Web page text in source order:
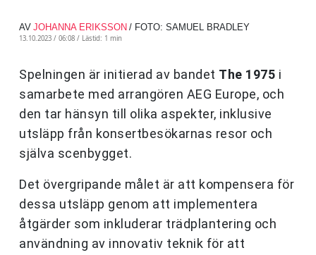
AV JOHANNA ERIKSSON / FOTO: SAMUEL BRADLEY
13.10.2023 / 06:08 / Lästid: 1 min
Spelningen är initierad av bandet The 1975 i
samarbete med arrangören AEG Europe, och
den tar hänsyn till olika aspekter, inklusive
utsläpp från konsertbesökarnas resor och
själva scenbygget.
Det övergripande målet är att kompensera för
dessa utsläpp genom att implementera
åtgärder som inkluderar trädplantering och
användning av innovativ teknik för att